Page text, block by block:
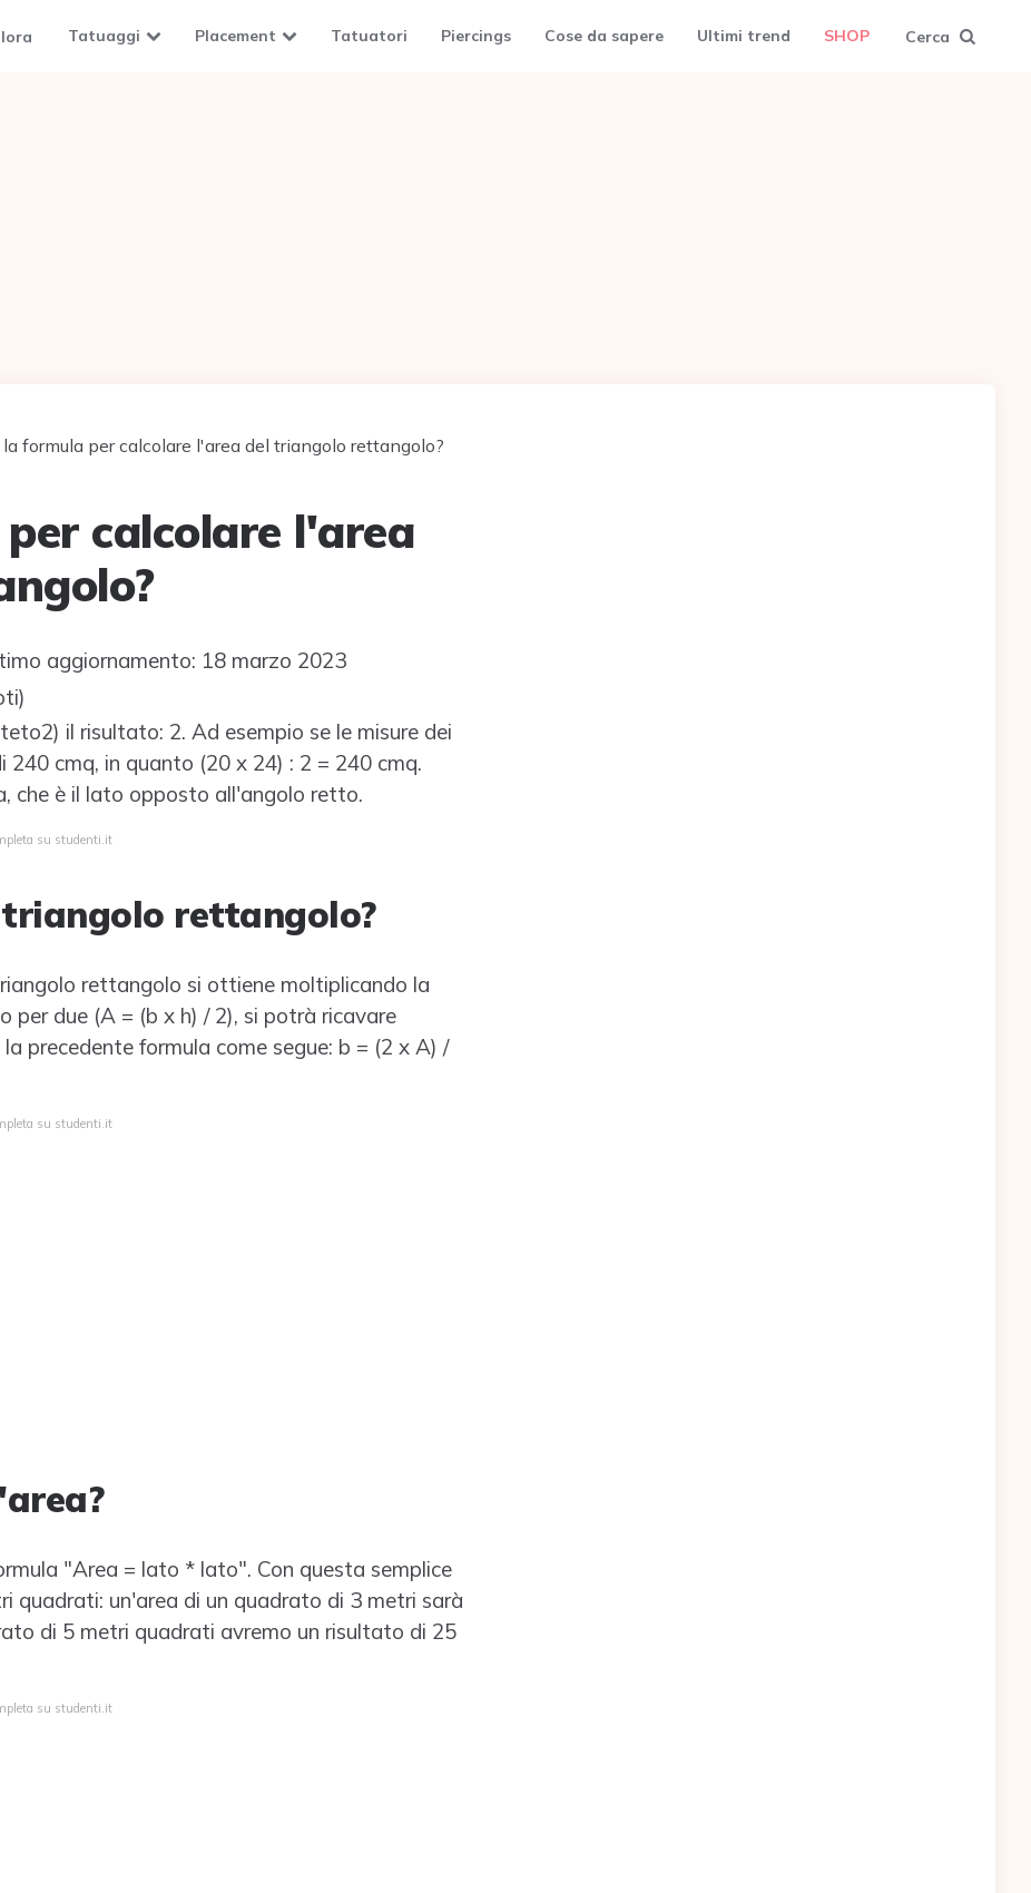
Tatuaggi Placement Tatuatori Piercings Cose da sapere Ultimi trend SHOP Cerca
la formula per calcolare l'area del triangolo rettangolo?
calcolare l'area
aggiornamento: 18 marzo 2023
)
il risultato: 2. Ad esempio se le misure dei
cmq, in quanto (20 x 24) : 2 = 240 cmq.
che è il lato opposto all'angolo retto.
su studenti.it
rettangolo?
rettangolo si ottiene moltiplicando la
due (A = (b x h) / 2), si potrà ricavare
precedente formula come segue: b = (2 x A) /
su studenti.it
"Area = lato * lato". Con questa semplice
quadrati: un'area di un quadrato di 3 metri sarà
di 5 metri quadrati avremo un risultato di 25
su studenti.it